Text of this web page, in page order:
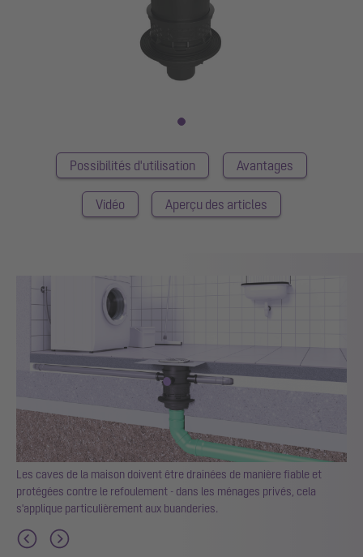
Possibilités d'utilisation Avantages
Vidéo Aperçu des articles
Les caves de la maison doivent être drainées de manière fiable et
protégées contre le refoulement - dans les ménages privés, cela
s'applique particulièrement aux buanderies.